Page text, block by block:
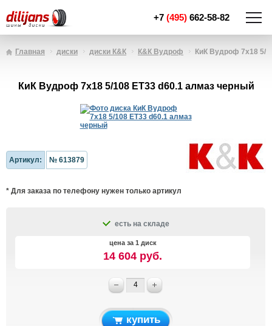
+7 (495) 662-58-82
Главная диски диски К&К К&К Вудроф КиК Вудроф 7x18 5/
КиК Вудроф 7x18 5/108 ET33 d60.1 алмаз чeрный
Артикул: № 613879
* Для заказа по телефону нужен только артикул
есть на складе
цена за 1 диск
14 604 руб.
купить